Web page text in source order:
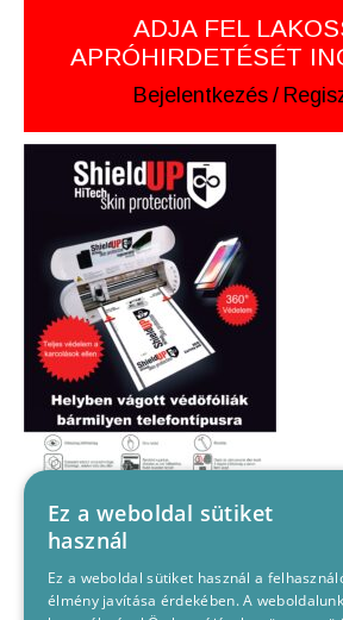
ADJA FEL
APRÓHIRDETÉSÉT
Bejelentkezés /
Ez a weboldal sütiket
használ
Ez a weboldal sütiket használ a
élmény javítása érdekében. A weboldalunk